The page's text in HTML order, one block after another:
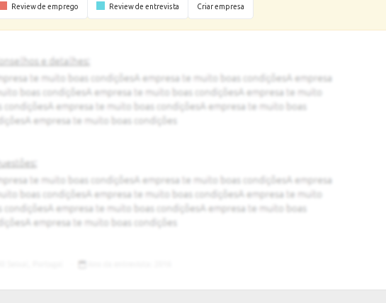
Review de emprego Review de entrevista Criar empresa